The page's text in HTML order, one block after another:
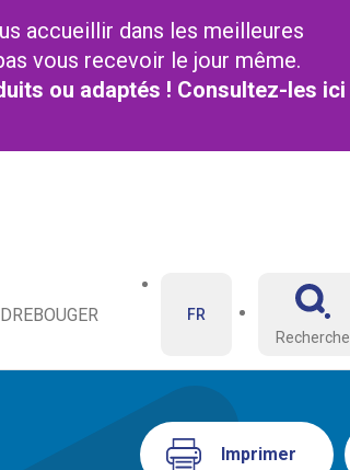
accueillir dans les meilleures
vous recevoir le jour même.
ou adaptés ! Consultez-les ici
BOUGER
FR
Recherche
Imprimer